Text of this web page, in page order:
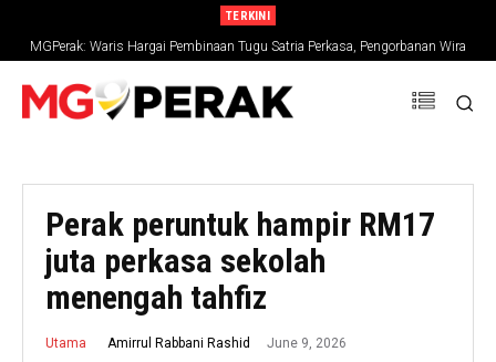
TERKINI
MGPerak: Waris Hargai Pembinaan Tugu Satria Perkasa, Pengorbanan Wira
Negara Terus Dikenang
Perak peruntuk hampir RM17
juta perkasa sekolah
menengah tahfiz
Utama Amirrul Rabbani Rashid June 9, 2026